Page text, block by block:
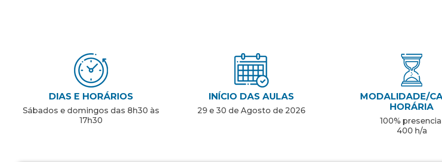
DIAS E HORÁRIOS
Sábados e domingos das 8h30 às
17h30
INÍCIO DAS AULAS
29 e 30 de Agosto de 2026
MODALIDADE/
HORÁRIA
100%
400 h/a